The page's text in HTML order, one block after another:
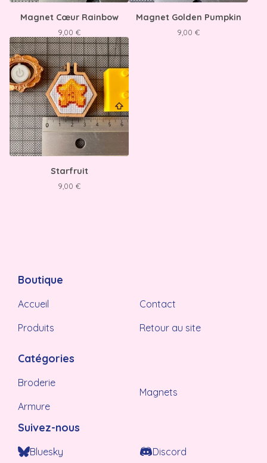
Magnet Cœur Rainbow
9,00 €
Magnet Golden Pumpkin
9,00 €
Starfruit
9,00 €
Boutique
Accueil
Produits
Contact
Retour au site
Catégories
Broderie
Armure
Magnets
Suivez-nous
Bluesky Discord